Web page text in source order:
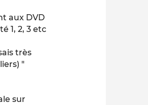
aux DVD
1, 2, 3 etc
très
"
sur